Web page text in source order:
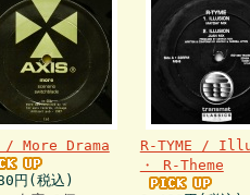
/ More Drama
円(税込)
R-TYME /
・ R-Theme